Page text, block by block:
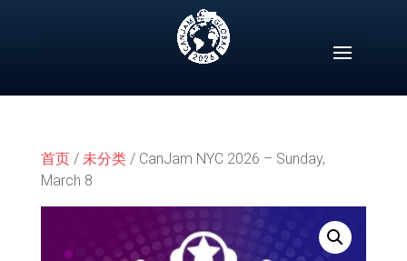
首页/ 未分类/ CanJam NYC 2026 – Sunday,
March 8